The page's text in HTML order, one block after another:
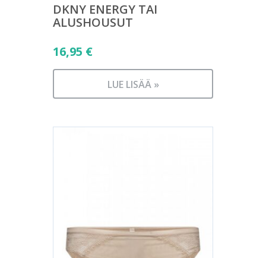
DKNY ENERGY TAI
ALUSHOUSUT
16,95 €
LUE LISÄÄ »